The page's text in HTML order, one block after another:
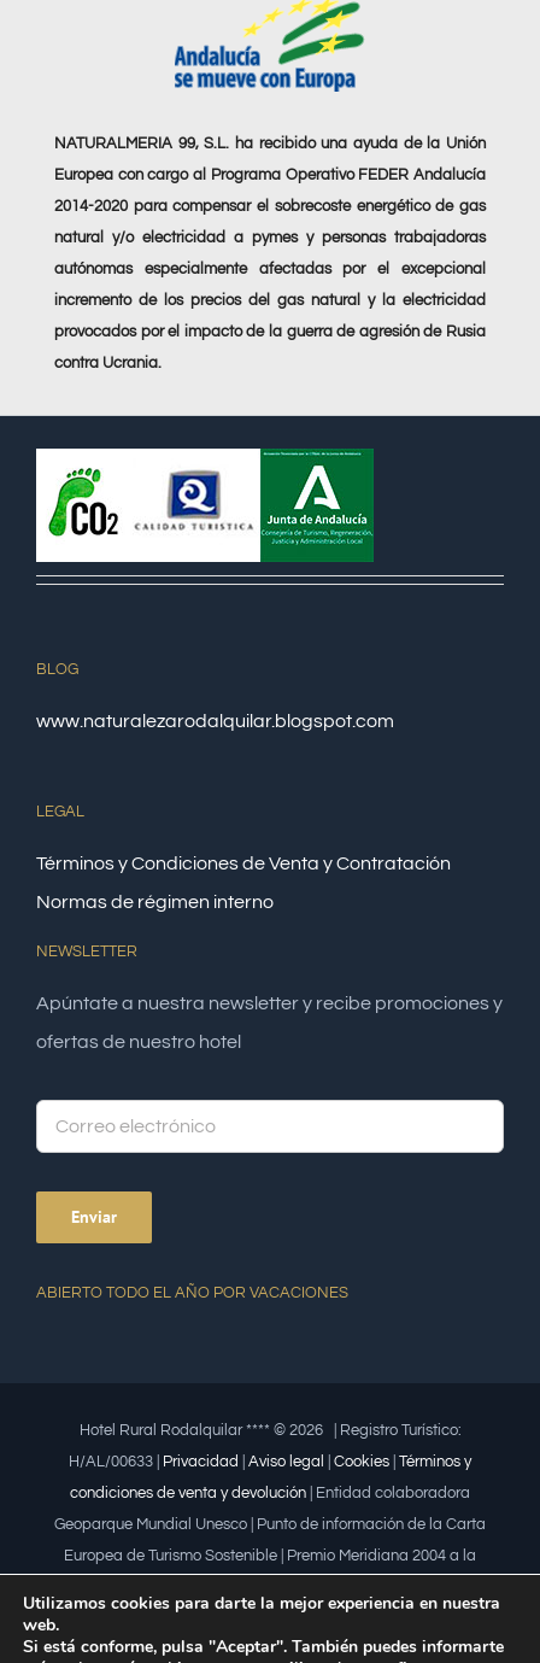
NATURALMERIA 99, S.L. ha recibido una ayuda de la Unión
Europea con cargo al Programa Operativo FEDER Andalucía
2014-2020 para compensar el sobrecoste energético de gas
natural y/o electricidad a pymes y personas trabajadoras
autónomas especialmente afectadas por el excepcional
incremento de los precios del gas natural y la electricidad
provocados por el impacto de la guerra de agresión de Rusia
contra Ucrania.
BLOG
www.naturalezarodalquilar.blogspot.com
LEGAL
Términos y Condiciones de Venta y Contratación
Normas de régimen interno
NEWSLETTER
Apúntate a nuestra newsletter y recibe promociones y
ofertas de nuestro hotel
ABIERTO TODO EL AÑO POR VACACIONES
Hotel Rural Rodalquilar **** © 2026 | Registro Turístico:
H/AL/00633 |
Privacidad Aviso legal Cookies Términos y
condiciones de venta y devolución | Entidad colaboradora
Geoparque Mundial Unesco | Punto de información de la Carta
Europea de Turismo Sostenible | Premio Meridiana 2004 a la
Utilizamos cookies para darte la mejor experiencia en nuestra
web.
Si está conforme, pulsa "Aceptar". También puedes informarte